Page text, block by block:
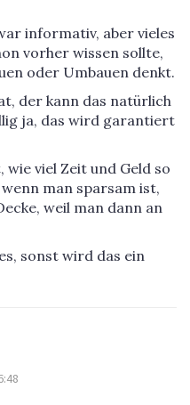
informativ, aber vieles
vorher wissen sollte,
oder Umbauen denkt.
der kann das natürlich
ja, das wird garantiert
viel Zeit und Geld so
man sparsam ist,
weil man dann an
sonst wird das ein